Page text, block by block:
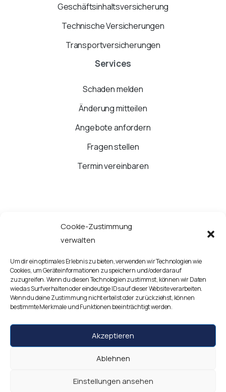
Cookie-Zustimmung
verwalten
Um dir ein optimales Erlebnis zu bieten, verwenden wir Technologien wie
Cookies, um Geräteinformationen zu speichern und/oder darauf
zuzugreifen. Wenn du diesen Technologien zustimmst, können wir Daten
wie das Surfverhalten oder eindeutige IDs auf dieser Website verarbeiten.
Wenn du deine Zustimmung nicht erteilst oder zurückziehst, können
bestimmte Merkmale und Funktionen beeinträchtigt werden.
Akzeptieren
Ablehnen
Einstellungen ansehen
Geschäftsinhaltsversicherung
Technische Versicherungen
Transportversicherungen
Services
Schaden melden
Änderung mitteilen
Angebote anfordern
Fragen stellen
Termin vereinbaren
JETZT ANRUFEN
Google Routenplaner starten
Kontaktieren Sie uns!
Impressum Datenschutzerklärung Disclaimer
AuF-Kontor Ferhat Yilmaz Versicherungs- und Finansmakler Berlin